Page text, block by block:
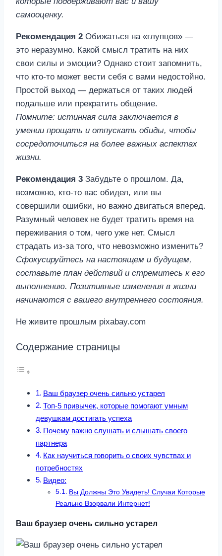
самооценку.
Рекомендация 2 Обижаться на «глупцов» —
это неразумно. Какой смысл тратить на них
свои силы и эмоции? Однако стоит запомнить,
что кто-то может вести себя с вами недостойно.
Простой выход — держаться от таких людей
подальше или прекратить общение.
Помните: истинная сила заключается в
умении прощать и отпускать обиды, чтобы
сосредоточиться на более важных аспектах
жизни.
Рекомендация 3 Забудьте о прошлом. Да,
возможно, кто-то вас обидел, или вы
совершили ошибки, но важно двигаться вперед.
Разумный человек не будет тратить время на
переживания о том, чего уже нет. Смысл
страдать из-за того, что невозможно изменить?
Сфокусируйтесь на настоящем и будущем,
составьте план действий и стремитесь к его
выполнению. Позитивные изменения в жизни
начинаются с вашего внутреннего состояния.
Не живите прошлым pixabay.com
Содержание страницы
Ваш браузер очень сильно устарел
Топ-5 привычек, которые помогают умным
девушкам достигать успеха
Почему важно слушать и слышать своего
партнера
Как научиться говорить о своих чувствах и
потребностях
Видео:
Вы Должны Это Увидеть! Случаи Которые
Реально Взорвали Интернет!
Ваш браузер очень сильно устарел